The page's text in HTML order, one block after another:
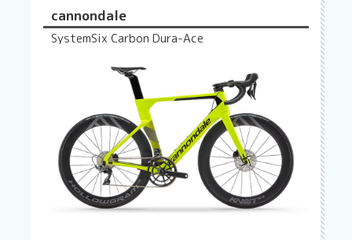
cannondale
SystemSix Carbon Dura-Ace